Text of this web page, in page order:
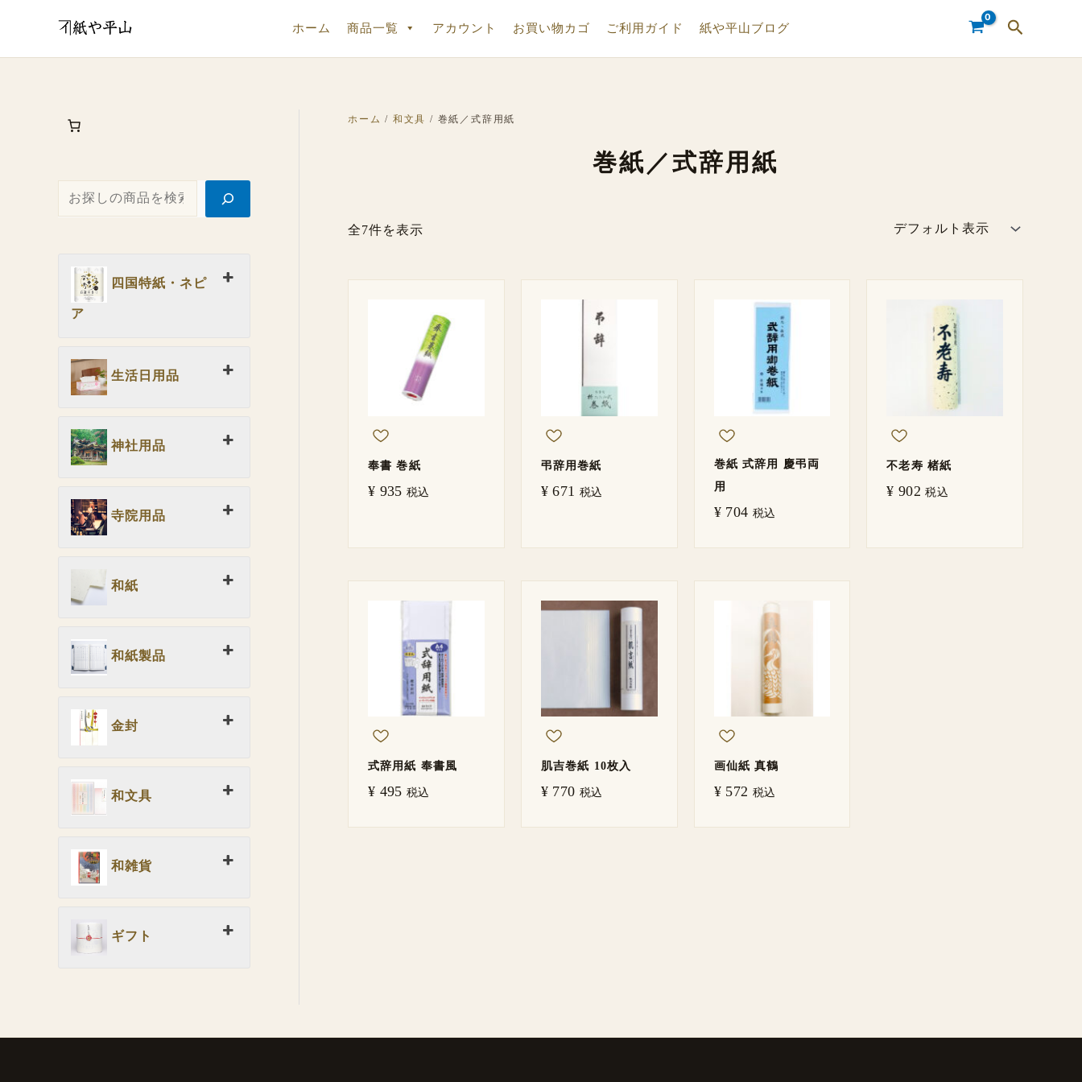
ホーム 商品一覧 アカウント お買い物カゴ ご利用ガイド 紙や平山ブログ
検
索
四国特紙・ネピ
ア
生活日用品
神社用品
寺院用品
和紙
和紙製品
金封
和文具
和雑貨
ギフト
ホーム / 和文具 / 巻紙／式辞用紙
巻紙／式辞用紙
全7件を表示
奉書 巻紙
¥ 935 税込
弔辞用巻紙
¥ 671 税込
巻紙 式辞用 慶弔両
用
¥704 税込
不老寿 楮紙
¥ 902 税込
式辞用紙 奉書風
¥ 495 税込
肌吉巻紙 10枚入
¥ 770 税込
画仙紙 真鶴
¥572 税込